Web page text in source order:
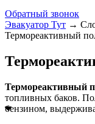
Обратный звонок
Эвакуатор Тут →
Термореактивный
Термореактивный
топливных баков.
бензином,